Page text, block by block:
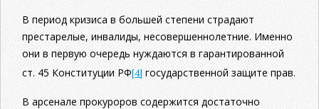
В период кризиса в большей степени страдают
престарелые, инвалиды, несовершеннолетние. Именно
они в первую очередь нуждаются в гарантированной
ст. 45 Конституции РФ[4] государственной защите прав.
В арсенале прокуроров содержится достаточно